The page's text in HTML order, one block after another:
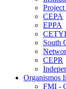
CEPA
EPPA
South
CEPR
Organismos
FMI -